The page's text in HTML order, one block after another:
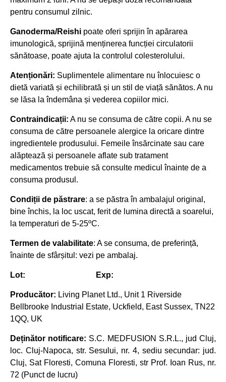
pentru consumul zilnic.
Ganoderma/Reishi poate oferi sprijin în apărarea
imunologică, sprijină menținerea funcției circulatorii
sănătoase, poate ajuta la controlul colesterolului.
Atenționări: Suplimentele alimentare nu înlocuiesc o
dietă variată și echilibrată și un stil de viață sănătos. A nu
se lăsa la îndemâna și vederea copiilor mici.
Contraindicații: A nu se consuma de către copii. A nu se
consuma de către persoanele alergice la oricare dintre
ingredientele produsului. Femeile însărcinate sau care
alăptează și persoanele aflate sub tratament
medicamentos trebuie să consulte medicul înainte de a
consuma produsul.
Condiții de păstrare: a se păstra în ambalajul original,
bine închis, la loc uscat, ferit de lumina directă a soarelui,
la temperaturi de 5-25ºC.
Termen de valabilitate: A se consuma, de preferință,
înainte de sfârșitul: vezi pe ambalaj.
Lot: Exp:
Producător: Living Planet Ltd., Unit 1 Riverside
Bellbrooke Industrial Estate, Uckfield, East Sussex, TN22
1QQ, UK
Deținător notificare: S.C. MEDFUSION S.R.L., jud Cluj,
loc. Cluj-Napoca, str. Sesului, nr. 4, sediu secundar: jud.
Cluj, Sat Floresti, Comuna Floresti, str Prof. Ioan Rus, nr.
72 (Punct de lucru)